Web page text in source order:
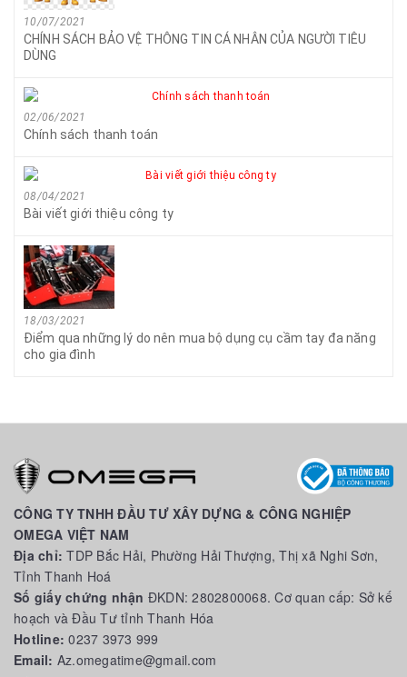
10/07/2021
CHÍNH SÁCH BẢO VỆ THÔNG TIN CÁ NHÂN CỦA NGƯỜI TIÊU
DÙNG
02/06/2021
Chính sách thanh toán
08/04/2021
Bài viết giới thiệu công ty
18/03/2021
Điểm qua những lý do nên mua bộ dụng cụ cầm tay đa năng
cho gia đình
CÔNG TY TNHH ĐẦU TƯ XÂY DỰNG & CÔNG NGHIỆP
OMEGA VIỆT NAM
Địa chỉ:TDP Bắc Hải, Phường Hải Thượng, Thị xã Nghi Sơn,
Tỉnh Thanh Hoá
Số giấy chứng nhận ĐKDN: 2802800068. Cơ quan cấp: Sở kế
hoạch và Đầu Tư tỉnh Thanh Hóa
Hotline:0237 3973 999
Email: Az.omegatime@gmail.com